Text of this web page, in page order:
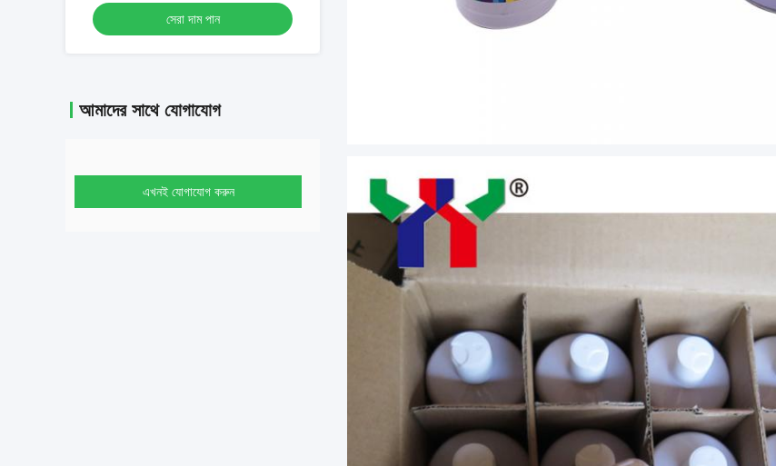
সেরা দাম পান
আমাদের সাথে যোগাযোগ
এখনই যোগাযোগ করুন